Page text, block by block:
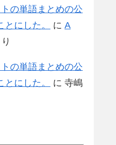
の単語まとめの公
にした。
に A
の単語まとめの公
にした。
に 寺嶋